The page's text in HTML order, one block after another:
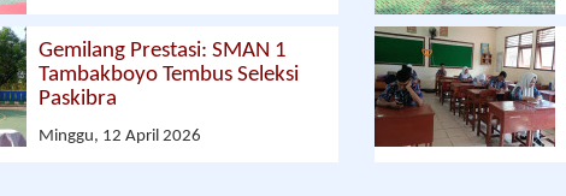
Gemilang Prestasi: SMAN 1
Tambakboyo Tembus Seleksi
Paskibra
Minggu, 12 April 2026